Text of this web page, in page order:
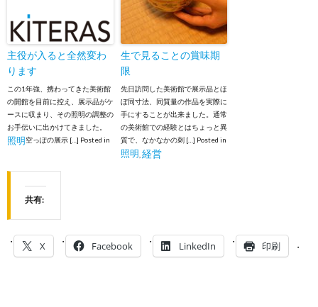
主役が入ると全然変わ
ります
この1年強、携わってきた美術館
の開館を目前に控え、展示品がケ
ースに収まり、その照明の調整の
お手伝いに出かけてきました。
空っぽの展示 […] Posted in
照明
生で見ることの賞味期
限
先日訪問した美術館で展示品とほ
ぼ同寸法、同質量の作品を実際に
手にすることが出来ました。通常
の美術館での経験とはちょっと異
質で、なかなかの刺 […] Posted in
照明 経営
共有:
X Facebook LinkedIn 印刷